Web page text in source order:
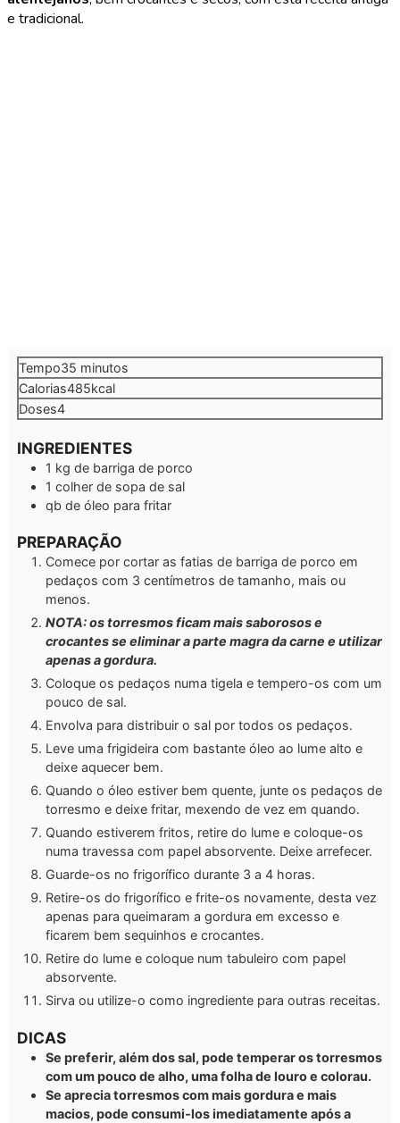
e tradicional.
Tempo35 minutos
minutos
Calorias485kcal
Doses4
INGREDIENTES
1 kg de barriga de porco
1 colher de sopa de sal
qb de óleo para fritar
PREPARAÇÃO
Comece por cortar as fatias de barriga de porco em
pedaços com 3 centímetros de tamanho, mais ou
menos.
NOTA: os torresmos ficam mais saborosos e
crocantes se eliminar a parte magra da carne e utilizar
apenas a gordura.
Coloque os pedaços numa tigela e tempero-os com um
pouco de sal.
Envolva para distribuir o sal por todos os pedaços.
Leve uma frigideira com bastante óleo ao lume alto e
deixe aquecer bem.
Quando o óleo estiver bem quente, junte os pedaços de
torresmo e deixe fritar, mexendo de vez em quando.
Quando estiverem fritos, retire do lume e coloque-os
numa travessa com papel absorvente. Deixe arrefecer.
Guarde-os no frigorífico durante 3 a 4 horas.
Retire-os do frigorífico e frite-os novamente, desta vez
apenas para queimaram a gordura em excesso e
ficarem bem sequinhos e crocantes.
Retire do lume e coloque num tabuleiro com papel
absorvente.
Sirva ou utilize-o como ingrediente para outras receitas.
DICAS
Se preferir, além dos sal, pode temperar os torresmos
com um pouco de alho, uma folha de louro e colorau.
Se aprecia torresmos com mais gordura e mais
macios, pode consumi-los imediatamente após a